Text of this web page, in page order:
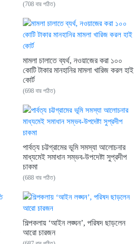
(708 বার পঠিত)
মামলা চালাতে ব্যর্থ, নওয়াজের করা ১০০
কোটি টাকার মানহানির মামলা খারিজ করল হাই
কোর্ট
(698 বার পঠিত)
পার্বত্য চট্টগ্রামের ভূমি সমস্যা আলোচনার
মাধ্যমেই সমাধান সম্ভব-উপদেষ্টা সুপ্রদীপ
চাকমা
(688 বার পঠিত)
শিল্পকলায় ‘আইন লঙ্ঘন’, পরিষদ ছাড়লেন
আরো চারজন